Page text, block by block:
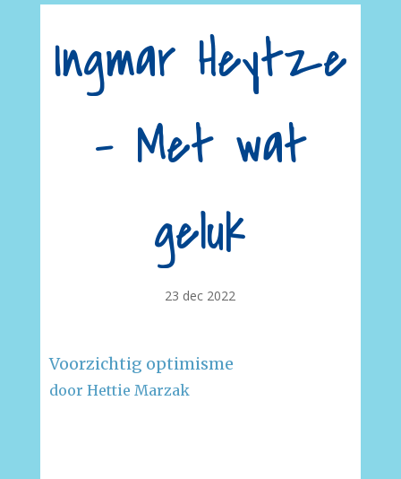
Ingmar Heytze
– Met wat
geluk
23 dec 2022
Voorzichtig optimisme
door Hettie Marzak